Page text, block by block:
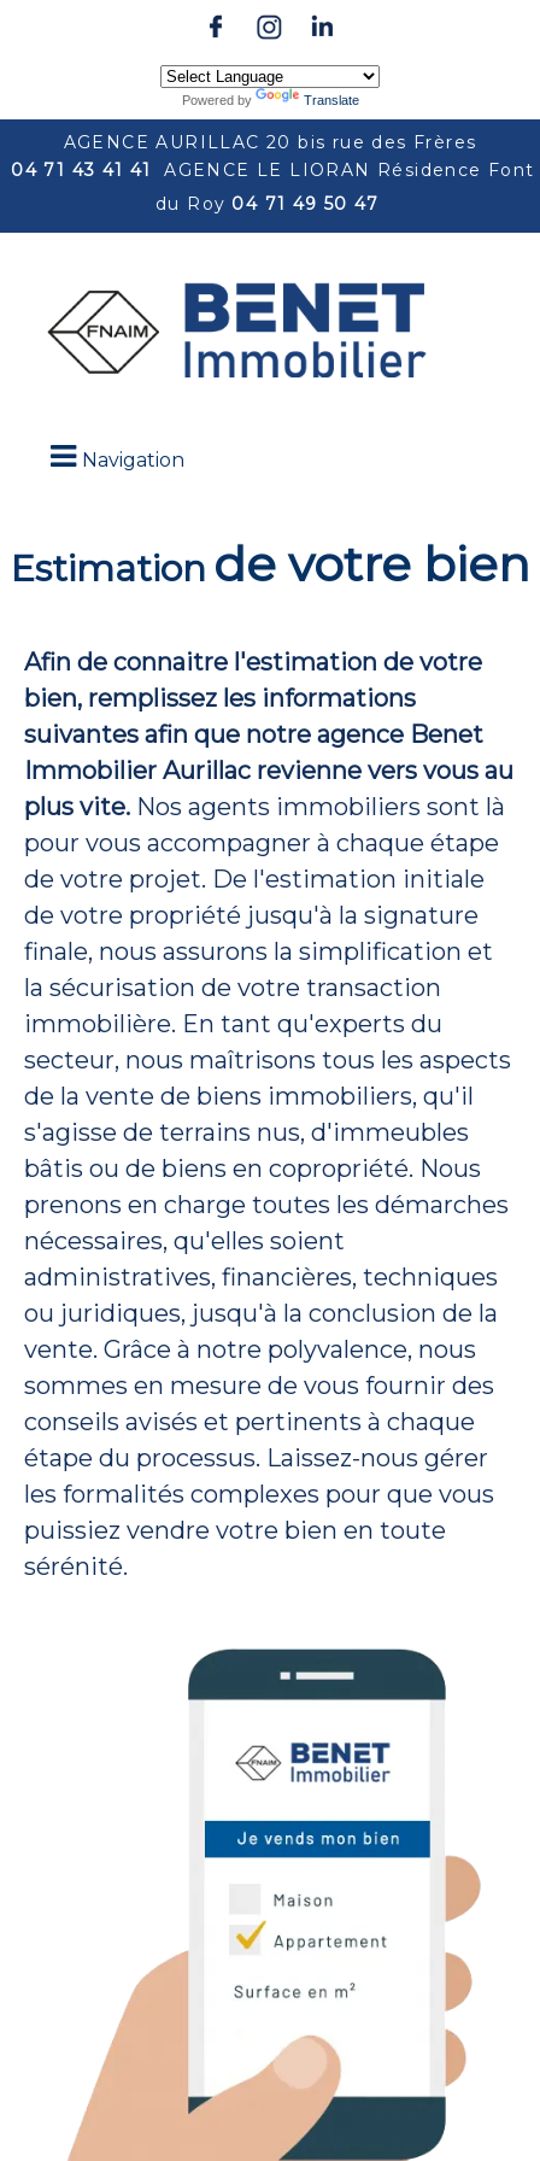
Powered by Translate
AGENCE AURILLAC 20 bis rue des Frères
04 71 43 41 41
AGENCE LE LIORAN Résidence Font
du Roy 04 71 49 50 47
Navigation
Estimation de votre bien
Afin de connaitre l'estimation de votre
bien, remplissez les informations
suivantes afin que notre agence Benet
Immobilier Aurillac revienne vers vous au
plus vite. Nos agents immobiliers sont là
pour vous accompagner à chaque étape
de votre projet. De l'estimation initiale
de votre propriété jusqu'à la signature
finale, nous assurons la simplification et
la sécurisation de votre transaction
immobilière. En tant qu'experts du
secteur, nous maîtrisons tous les aspects
de la vente de biens immobiliers, qu'il
s'agisse de terrains nus, d'immeubles
bâtis ou de biens en copropriété. Nous
prenons en charge toutes les démarches
nécessaires, qu'elles soient
administratives, financières, techniques
ou juridiques, jusqu'à la conclusion de la
vente. Grâce à notre polyvalence, nous
sommes en mesure de vous fournir des
conseils avisés et pertinents à chaque
étape du processus. Laissez-nous gérer
les formalités complexes pour que vous
puissiez vendre votre bien en toute
sérénité.